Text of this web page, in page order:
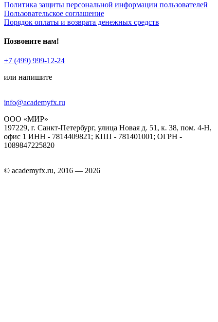
Политика защиты персональной информации пользователей
Пользовательское соглашение
Порядок оплаты и возврата денежных средств
Позвоните нам!
+7 (499) 999-12-24
или напишите
info@academyfx.ru
ООО «МИР»
197229, г. Санкт-Петербург, улица Новая д. 51, к. 38, пом. 4-Н,
офис 1 ИНН - 7814409821; КПП - 781401001; ОГРН -
1089847225820
© academyfx.ru, 2016 — 2026